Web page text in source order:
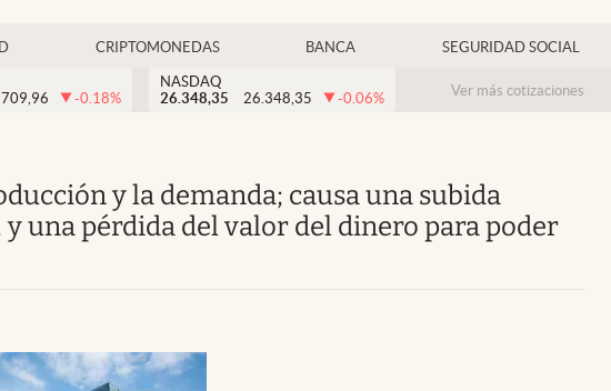
USA
Colombia
CRIPTOMONEDAS BANCA SEGURIDAD SOCIAL
-0.18%
NASDAQ
26.348,35
26.348,35 -0.06% Ver más cotizaciones
una pérdida del valor del dinero para poder